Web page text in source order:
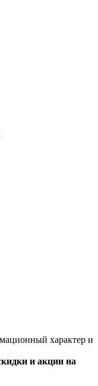
характер и
и акции на